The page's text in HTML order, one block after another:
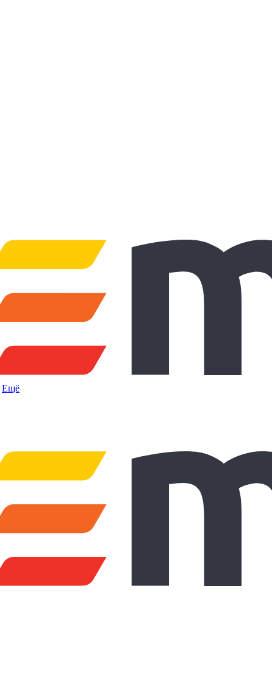
Ещё